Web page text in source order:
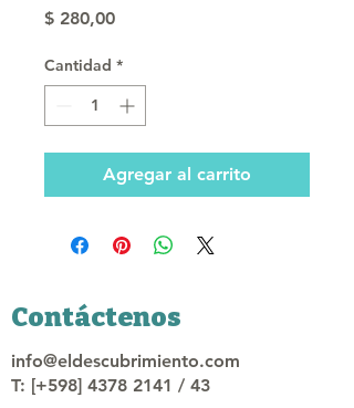
$ 280,00Precio
Cantidad *
Agregar al carrito
Contáctenos
info@eldescubrimiento.com
T: [+598] 4378 2141 / 43